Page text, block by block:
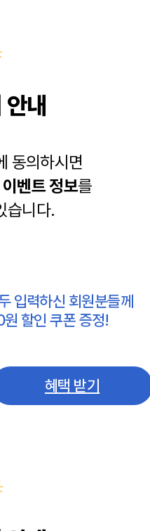
내
동의하시면
이벤트 정보를
습니다.
입력하신 회원분들께
할인 쿠폰 증정!
혜택 받기